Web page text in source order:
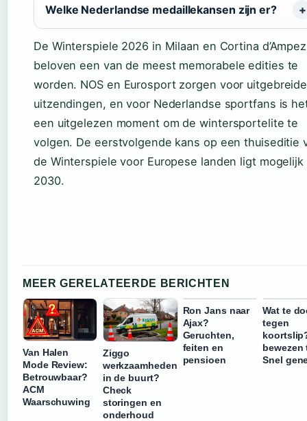
Welke Nederlandse medaillekansen zijn er?
De Winterspiele 2026 in Milaan en Cortina
beloven een van de meest memorabele edities te
worden. NOS en Eurosport zorgen voor uitgebreide
uitzendingen, en voor Nederlandse sportfans is
een uitgelezen moment om de wintersportelite te
volgen. De eerstvolgende kans op een thuiseditie
de Winterspiele voor Europese landen ligt mogelijk
2030.
MEER GERELATEERDE BERICHTEN
Van Halen
Mode Review:
Betrouwbaar?
ACM
Waarschuwing
Ziggo
werkzaamheden
in de buurt?
Check
storingen en
onderhoud
Ron Jans naar
Ajax?
Geruchten,
feiten en
pensioen
Wat te
tegen
bewezen
Snel